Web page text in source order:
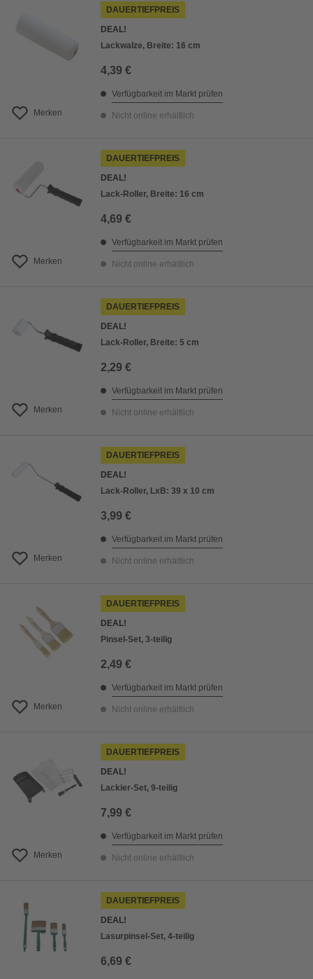
Merken
DAUERTIEFPREIS
DEAL!
Lackwalze, Breite: 16 cm
4,39 €
Verfügbarkeit im Markt prüfen
Nicht online erhältlich
Merken
DAUERTIEFPREIS
DEAL!
Lack-Roller, Breite: 16 cm
4,69 €
Verfügbarkeit im Markt prüfen
Nicht online erhältlich
Merken
DAUERTIEFPREIS
DEAL!
Lack-Roller, Breite: 5 cm
2,29 €
Verfügbarkeit im Markt prüfen
Nicht online erhältlich
Merken
DAUERTIEFPREIS
DEAL!
Lack-Roller, LxB: 39 x 10 cm
3,99 €
Verfügbarkeit im Markt prüfen
Nicht online erhältlich
Merken
DAUERTIEFPREIS
DEAL!
Pinsel-Set, 3-teilig
2,49 €
Verfügbarkeit im Markt prüfen
Nicht online erhältlich
Merken
DAUERTIEFPREIS
DEAL!
Lackier-Set, 9-teilig
7,99 €
Verfügbarkeit im Markt prüfen
Nicht online erhältlich
DAUERTIEFPREIS
DEAL!
Lasurpinsel-Set, 4-teilig
6,69 €